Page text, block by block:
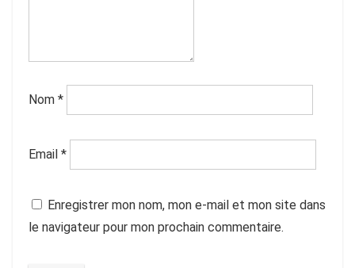
Nom *
Email *
Enregistrer mon nom, mon e-mail et mon site dans
le navigateur pour mon prochain commentaire.